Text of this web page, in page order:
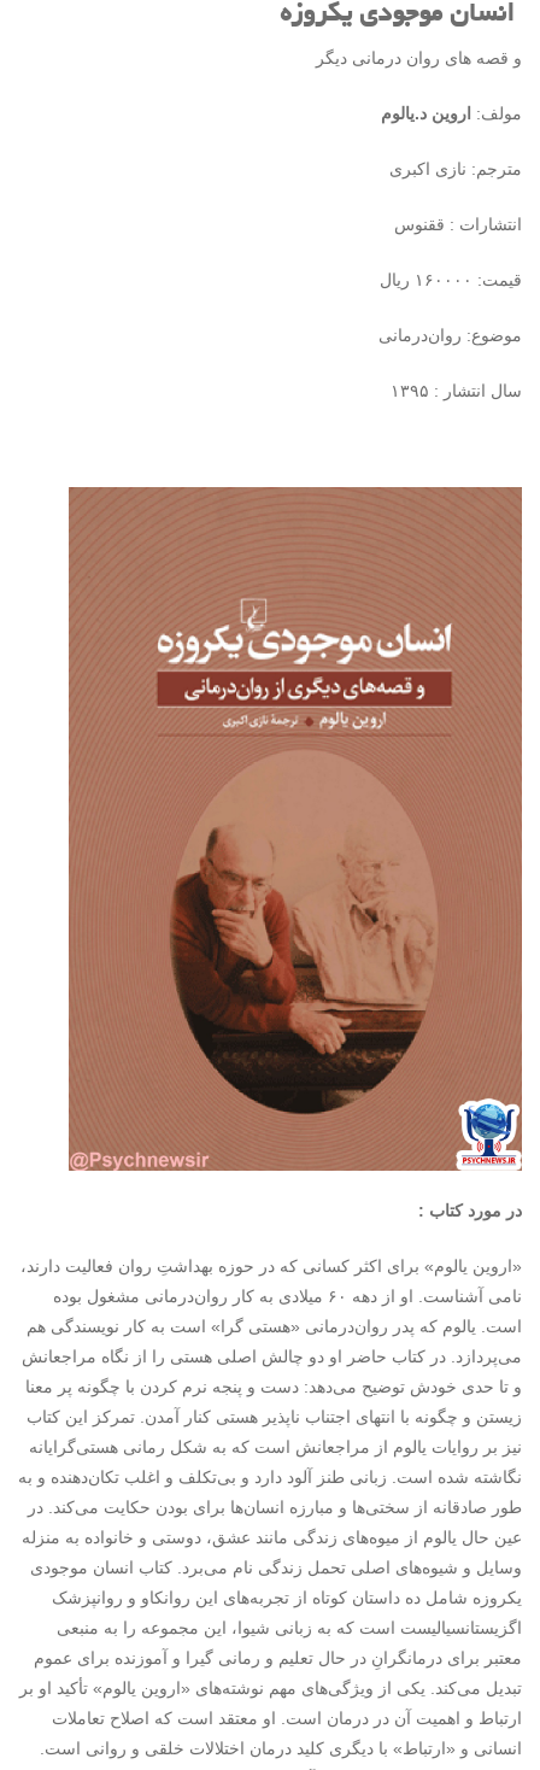
انسان موجودی یکروزه
و قصه های روان درمانی دیگر
مولف: اروین د.یالوم
مترجم: نازی اکبری
انتشارات : ققنوس
قیمت: ۱۶۰۰۰۰ ریال
موضوع: روان‌درمانی
سال انتشار : ۱۳۹۵
در مورد کتاب :
«اروین یالوم» برای اکثر کسانی که در حوزه بهداشتِ روان فعالیت دارند،
نامی آشناست. او از دهه ۶۰ میلادی به کار روان‌درمانی مشغول بوده
است. یالوم که پدر روان‌درمانی «هستی گرا» است به کار نویسندگی هم
می‌پردازد. در کتاب حاضر او دو چالش اصلی هستی را از نگاه مراجعانش
و تا حدی خودش توضیح می‌دهد: دست و پنجه نرم کردن با چگونه پر معنا
زیستن و چگونه با انتهای اجتناب ناپذیر هستی کنار آمدن. تمرکز این کتاب
نیز بر روایات یالوم از مراجعانش است که به شکل رمانی هستی‌گرایانه
نگاشته شده است. زبانی طنز آلود دارد و بی‌تکلف و اغلب تکان‌دهنده و به
طور صادقانه از سختی‌ها و مبارزه انسان‌ها برای بودن حکایت می‌کند. در
عین حال یالوم از میوه‌های زندگی مانند عشق، دوستی و خانواده به منزله
وسایل و شیوه‌های اصلی تحمل زندگی نام می‌برد. کتاب انسان موجودی
یکروزه شامل ‌ده داستان کوتاه از تجربه‌های این روانکاو و روانپزشک
اگزیستانسیالیست است که به زبانی شیوا، این مجموعه را به منبعی
معتبر برای درمانگرانِ در حال تعلیم و رمانی گیرا و آموزنده برای عموم
تبدیل می‌کند. یکی از ویژگی‌های مهم نوشته‌های «اروین یالوم» تأکید او بر
ارتباط و اهمیت آن در درمان است. او معتقد است که اصلاح تعاملات
انسانی و «ارتباط» با دیگری کلید درمان اختلالات خلقی و روانی است.